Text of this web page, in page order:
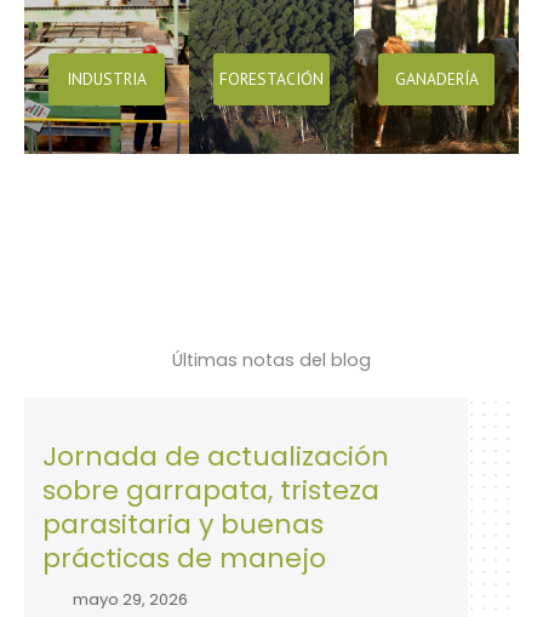
INDUSTRIA FORESTACIÓN GANADERÍA
Últimas notas del blog
de actualización
garrapata, tristeza
y buenas
de manejo
29, 2026
28
la
abril